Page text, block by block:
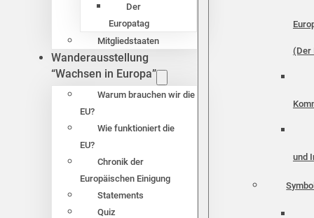
Der
Europatag
Mitgliedstaaten
Wanderausstellung
“Wachsen in Europa”
Warum brauchen wir die
EU?
Wie funktioniert die
EU?
Chronik der
Europäischen Einigung
Statements
Quiz
(Der
und